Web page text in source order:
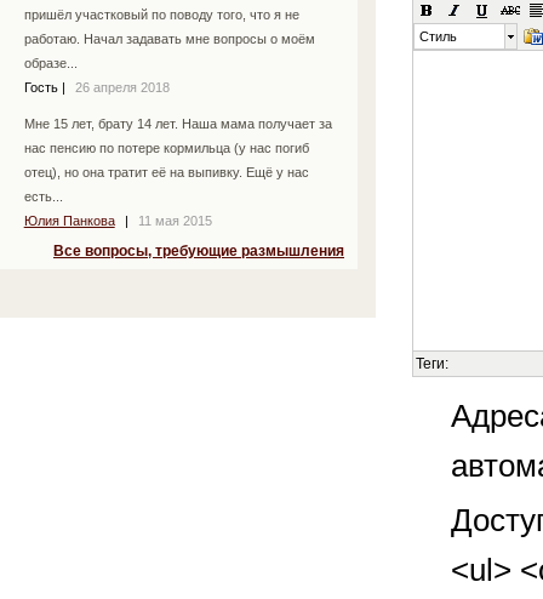
пришёл участковый по поводу того, что я не
работаю. Начал задавать мне вопросы о моём
образе...
Гость
26 апреля 2018
Мне 15 лет, брату 14 лет. Наша мама получает за
нас пенсию по потере кормильца (у нас погиб
отец), но она тратит её на выпивку. Ещё у нас
есть...
Юлия Панкова
11 мая 2015
Все вопросы, требующие размышления
Стиль
Теги:
<ul>